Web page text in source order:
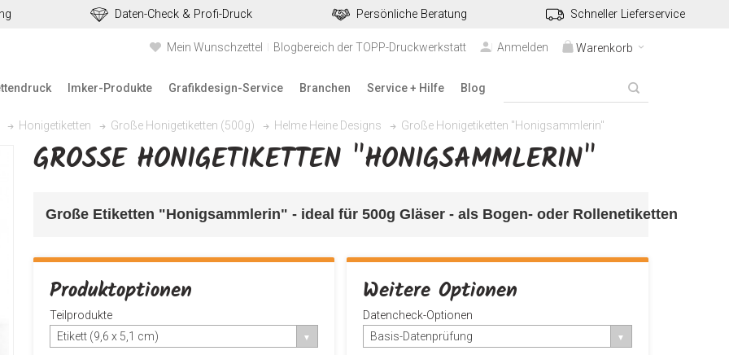
Daten-Check & Profi-Druck Persönliche Beratung Schneller Lieferservice
Warenkorb
Mein Wunschzettel Blogbereich der TOPP-Druckwerkstatt Anmelden
Imker-Produkte Grafikdesign-Service Branchen Service + Hilfe Blog
Honigetiketten Große Honigetiketten (500g) Helme Heine Designs Große Honigetiketten "Honigsammlerin"
GROSSE HONIGETIKETTEN "HONIGSAMMLERIN"
Große Etiketten "Honigsammlerin" - ideal für 500g Gläser - als Bogen- oder Rollenetiketten
Produktoptionen
Teilprodukte
Etikett (9,6 x 5,1 cm)
Weitere Optionen
Datencheck-Optionen
Basis-Datenprüfung